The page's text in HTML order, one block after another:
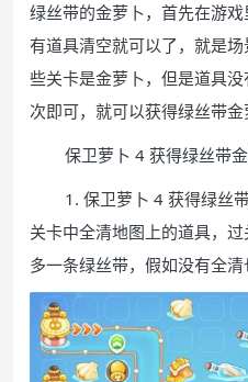
绿丝带的金萝卜，首先在游
有道具清空就可以了，就是
些关卡是金萝卜，但是道具
次即可，就可以获得绿丝带金
保卫萝卜 4 获得绿丝带金
1. 保卫萝卜 4 获得绿丝
关卡中全清地图上的道具，
多一条绿丝带，假如没有全清